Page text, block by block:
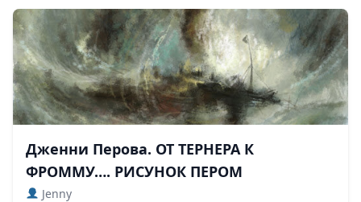
Дженни Перова. ОТ ТЕРНЕРА К
ФРОММУ…. РИСУНОК ПЕРОМ
Jenny